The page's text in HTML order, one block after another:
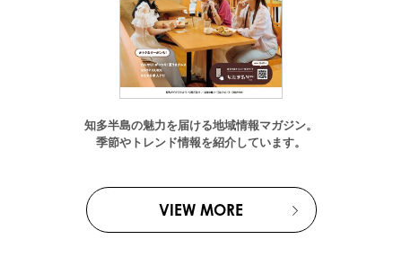
知多半島の魅力を届ける地域情報マガジン。
季節やトレンド情報を紹介しています。
VIEW MORE